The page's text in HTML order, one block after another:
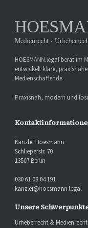
Medienrecht ·
HOESMANN.legal berät im
entwickelt klare,
Medienschaffende.
Praxisnah, modern und
Kanzlei Hoesmann
Schlieperstr. 70
13507 Berlin
030 61 08 04 191
kanzlei@hoesmann.legal
Unsere
Urheberrecht & Medienrecht